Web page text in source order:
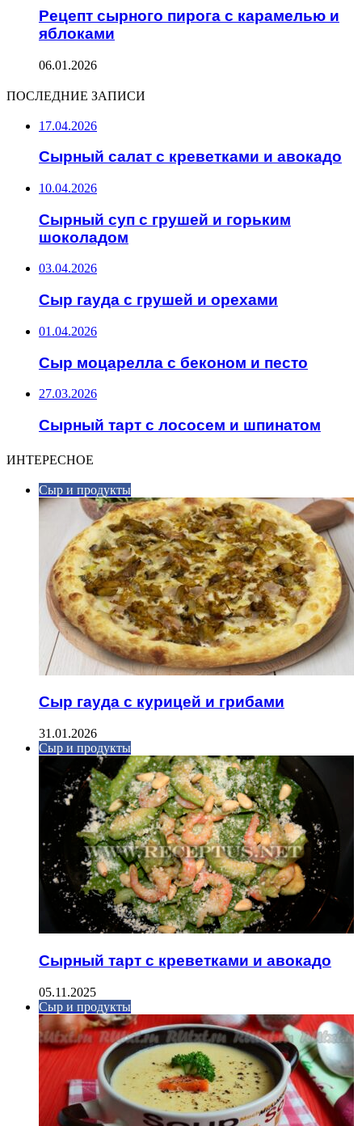
Рецепт сырного пирога с карамелью и
яблоками
06.01.2026
ПОСЛЕДНИЕ ЗАПИСИ
17.04.2026
Сырный салат с креветками и авокадо
10.04.2026
Сырный суп с грушей и горьким
шоколадом
03.04.2026
Сыр гауда с грушей и орехами
01.04.2026
Сыр моцарелла с беконом и песто
27.03.2026
Сырный тарт с лососем и шпинатом
ИНТЕРЕСНОЕ
Сыр и продукты
Сыр гауда с курицей и грибами
31.01.2026
Сыр и продукты
Сырный тарт с креветками и авокадо
05.11.2025
Сыр и продукты